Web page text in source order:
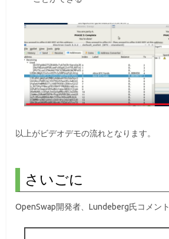
以上がビデオデモの流れとなります。
さいごに
OpenSwap開発者、Lundeberg氏コメント